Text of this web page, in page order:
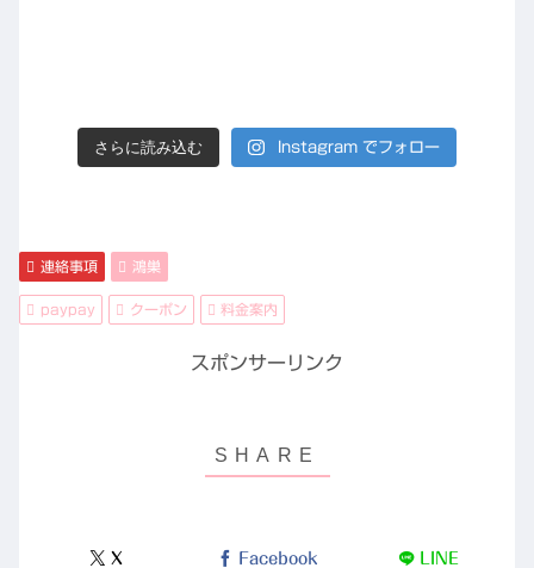
さらに読み込む Instagram でフォロー
連絡事項 鴻巣
paypay クーポン 料金案内
スポンサーリンク
X Facebook LINE